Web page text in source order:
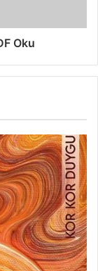
Oku